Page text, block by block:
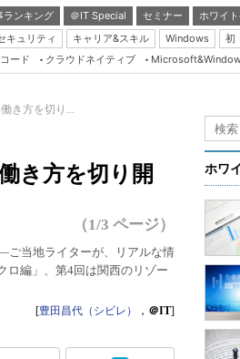
ランキング ＠IT Special セミナー
ホワイ
キュリティ キャリア&スキル Windows
初
Server & Storage
Java Agile
Database Expert
Linux ＆ OSS
Master of IP Network
Security & Trust
ード クラウドネイティブ
き方を切り...
き方を切り開
（1/3 ページ）
ご当地ライターが、リアルな情
ロ編」、第4回は関西のリゾー
[豊田昌代（シビレ） ， ＠IT]
ホワ